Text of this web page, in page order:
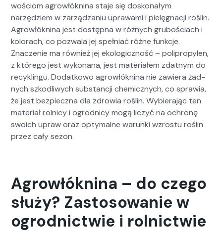
woś­ciom agrowłókn­i­na sta­je się doskon­ałym
narzędziem w zarządza­niu uprawa­mi i pielę­gnacji roślin.
Agrowłókn­i­na jest dostęp­na w różnych gruboś­ci­ach i
kolorach, co pozwala jej speł­ni­ać różne funkc­je.
Znacze­nie ma również jej eko­log­iczność – polipropy­len,
z którego jest wyko­nana, jest mate­ri­ałem zdat­nym do
recyk­lin­gu. Dodatkowo agrowłókn­i­na nie zaw­iera żad­
nych szkodli­wych sub­stancji chemicznych, co spraw­ia,
że jest bez­piecz­na dla zdrowia roślin. Wybier­a­jąc ten
mate­ri­ał rol­ni­cy i ogrod­ni­cy mogą liczyć na ochronę
swoich upraw oraz opty­malne warun­ki wzros­tu roślin
przez cały sezon.
Agrowłóknina – do czego
służy? Zastosowanie w
ogrodnictwie i rolnictwie